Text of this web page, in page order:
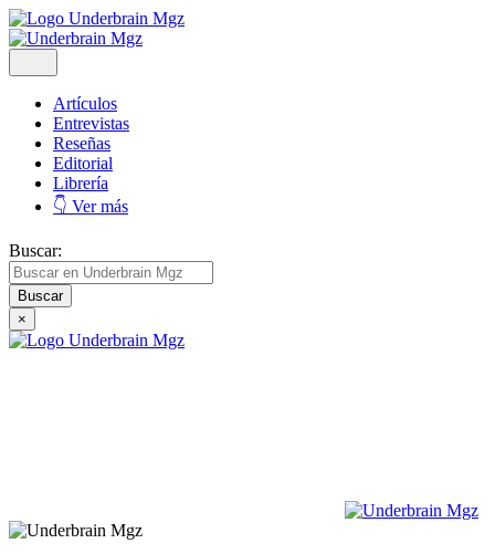
Artículos
Entrevistas
Reseñas
Editorial
Librería
👇 Ver más
Buscar:
×